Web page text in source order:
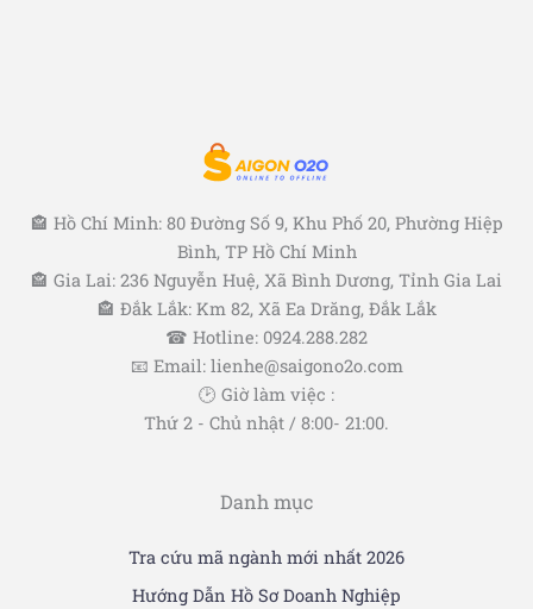
🏤 Hồ Chí Minh: 80 Đường Số 9, Khu Phố 20, Phường Hiệp
Bình, TP Hồ Chí Minh
🏤 Gia Lai: 236 Nguyễn Huệ, Xã Bình Dương, Tỉnh Gia Lai
🏤 Đắk Lắk: Km 82, Xã Ea Drăng, Đắk Lắk
☎ Hotline: 0924.288.282
📧 Email: lienhe@saigono2o.com
🕑 Giờ làm việc :
Thứ 2 - Chủ nhật / 8:00- 21:00.
Danh mục
Tra cứu mã ngành mới nhất 2026
Hướng Dẫn Hồ Sơ Doanh Nghiệp